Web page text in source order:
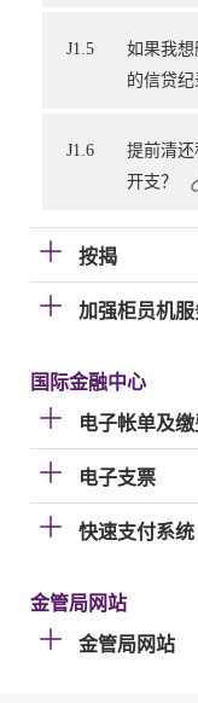
J1.5
如果我
的信贷纪
J1.6
提前清
开支？
按揭
加强柜员机
国际金融中心
电子帐单及缴
电子支票
快速支付系统
金管局网站
金管局网站